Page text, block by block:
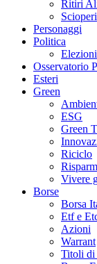
Ritiri
Scioperi
Personaggi
Politica
Elezioni
Osservatorio
Esteri
Green
ESG
Green
Riciclo
Vivere
Borse
Borsa
Etf e
Azioni
Warrant
Titoli di